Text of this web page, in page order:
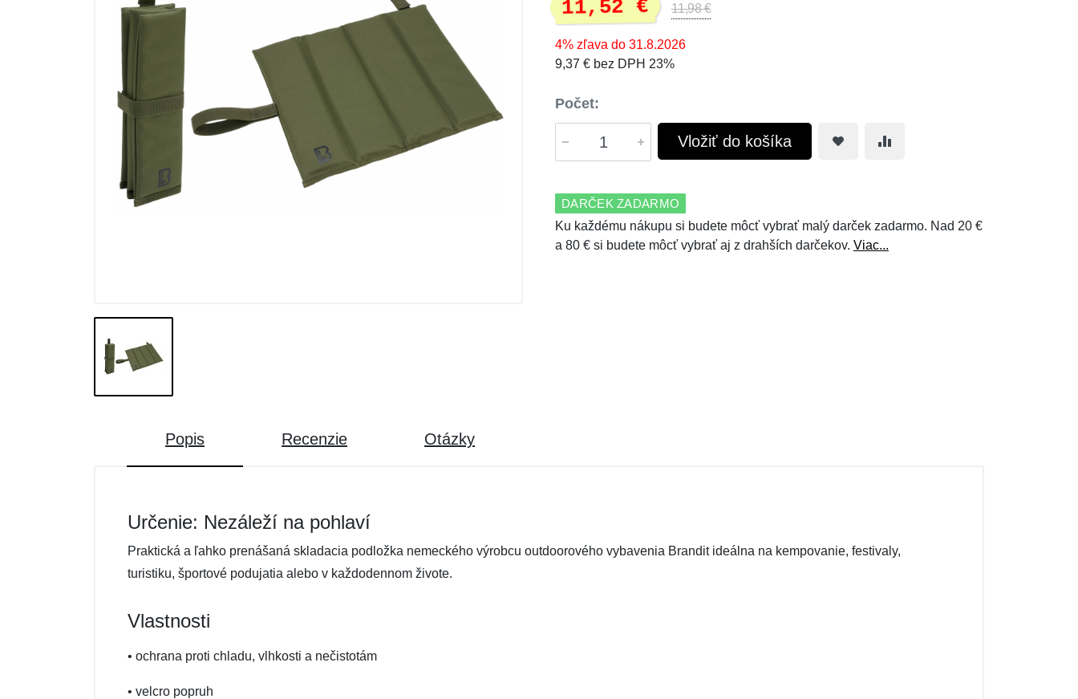
Výpredaj
11,52 € 11,98 €
4% zľava do 31.8.2026
9,37 € bez DPH 23%
Počet:
Vložiť do košíka
DARČEK ZADARMO
Ku každému nákupu si budete môcť vybrať malý darček zadarmo. Nad 20 €
a 80 € si budete môcť vybrať aj z drahších darčekov. Viac...
Popis Recenzie Otázky
Určenie: Nezáleží na pohlaví
Praktická a ľahko prenášaná skladacia podložka nemeckého výrobcu outdoorového vybavenia Brandit ideálna na kempovanie, festivaly,
turistiku, športové podujatia alebo v každodennom živote.
Vlastnosti
• ochrana proti chladu, vlhkosti a nečistotám
• velcro popruh